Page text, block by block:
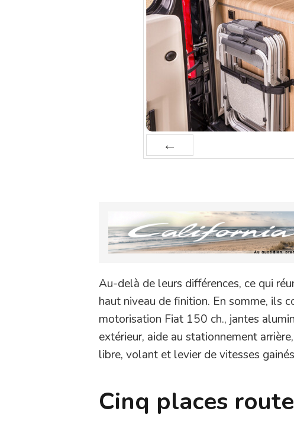
Au-delà de leurs différences, ce qui
haut niveau de finition. En somme, ils
motorisation Fiat 150 ch., jantes
extérieur, aide au stationnement
libre, volant et levier de vitesses
Cinq places route